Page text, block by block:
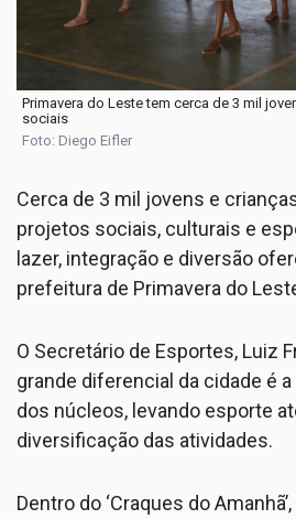
Primavera do Leste tem cerca de 3 mil
sociais
Foto: Diego Eifler
Cerca de 3 mil jovens e
projetos sociais, culturais e
lazer, integração e diversão
prefeitura de Primavera do
O Secretário de Esportes, Luiz
grande diferencial da cidade é
dos núcleos, levando esporte
diversificação das atividades.
Dentro do ‘Craques do